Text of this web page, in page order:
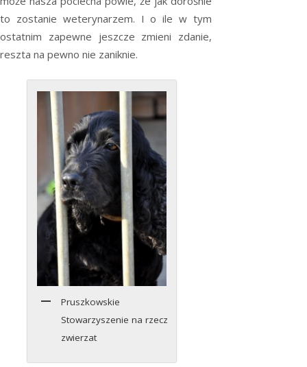
to zostanie weterynarzem. I o ile w tym
ostatnim zapewne jeszcze zmieni zdanie,
reszta na pewno nie zaniknie.
Pruszkowskie
Stowarzyszenie na rzecz
zwierzat